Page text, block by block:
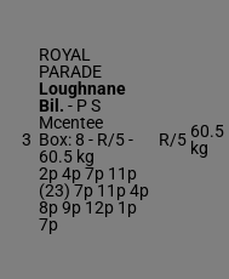
3
ROYAL
PARADE
Loughnane
Bil. - P S
Mcentee
Box: 8 - R/5 -
60.5 kg
2p 4p 7p 11p
(23) 7p 11p 4p
8p 9p 12p 1p
7p
R/5 60.5
kg